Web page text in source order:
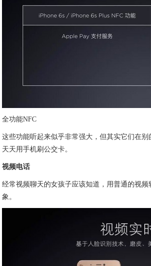
全功能NFC
这些功能听起来似乎非常强大，但其实它们在
天天用手机刷公交卡。
视频电话
经常视频聊天的女孩子应该知道，用普通的视
象。